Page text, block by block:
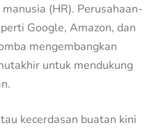
(HR). Perusahaan-
Google, Amazon, dan
mengembangkan
untuk mendukung
kecerdasan buatan kini